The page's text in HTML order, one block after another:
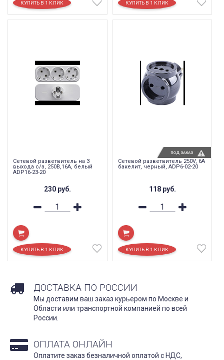
Сетевой разветвитель на 3
выхода с/з, 250В,16A, белый
ADP16-23-20
230 руб.
Cетевой разветвитель 250V, 6A
бакелит, черный, ADP6-02-20
118 руб.
ПОД ЗАКАЗ
ДОСТАВКА ПО РОССИИ
Мы доставим ваш заказ курьером по Москве и
Области или транспортной компанией по всей
России.
ОПЛАТА ОНЛАЙН
Оплатите заказ безналичной оплатой с НДС,